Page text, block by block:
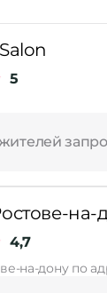
5
на-
4,7
на-дону по